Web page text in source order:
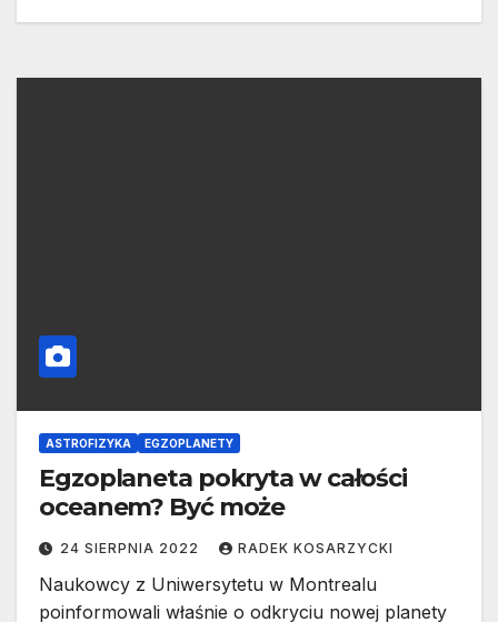
ASTROFIZYKA EGZOPLANETY
Egzoplaneta pokryta w całości
oceanem? Być może
24 SIERPNIA 2022 RADEK KOSARZYCKI
Naukowcy z Uniwersytetu w Montrealu
poinformowali właśnie o odkryciu nowej planety